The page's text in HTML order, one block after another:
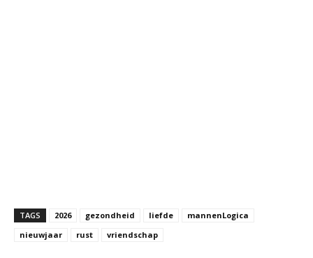
TAGS 2026 gezondheid liefde
mannenLogica
nieuwjaar
rust vriendschap